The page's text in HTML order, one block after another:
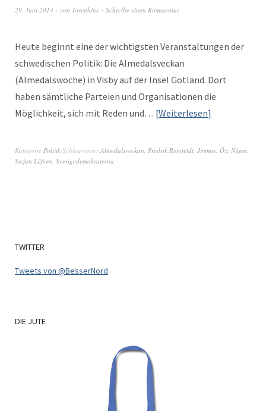
29. Juni 2014 von Josephine Schreibe einen Kommentar
Heute begin­nt eine der wichtig­sten Ver­anstal­tun­gen der
schwedis­chen Poli­tik: Die Almedalsveck­an
(Almedalswoche) in Vis­by auf der Insel Got­land. Dort
haben sämtliche Parteien und Organ­i­sa­tio­nen die
Möglichkeit, sich mit Reden und… Weit­er­lesen
Kategorie Politik SchlagwörterAlmedalsveckan, Fredrik Reinfeldt, Jimmie, Özz Nûjen,
Stefan Löfven, Sverigedemokraterna
TWITTER
Tweets von @BesserNord
DIE JUTE